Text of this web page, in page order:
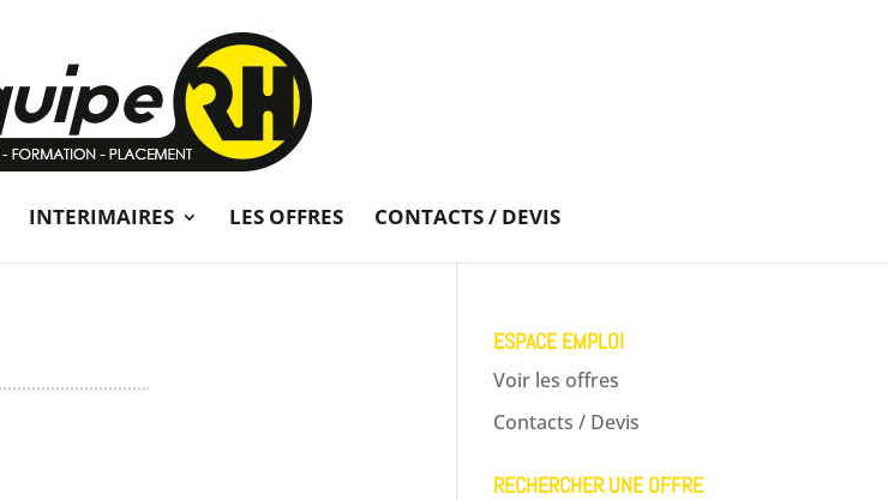
INTERIMAIRES LES OFFRES CONTACTS / DEVIS
ESPACE EMPLOI
Voir les offres
Contacts / Devis
RECHERCHER UNE OFFRE